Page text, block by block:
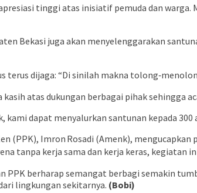
tinggi atas inisiatif pemuda dan
Bekasi juga akan menyelenggarakan
terus dijaga: “Di sinilah makna
atas dukungan berbagai pihak sehingga
dapat menyalurkan santunan kepada 300
(PPK), Imron Rosadi (Amenk),
tanpa kerja sama dan kerja keras, kegiatan
PPK berharap semangat berbagi semakin
lingkungan sekitarnya. (Bobi)